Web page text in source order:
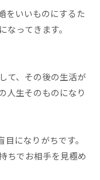
をいいものにするた
ってきます。
て、その後の生活が
人生そのものになり
になりがちです。
ちでお相手を見極め